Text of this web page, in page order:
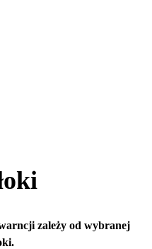
zależy od wybranej